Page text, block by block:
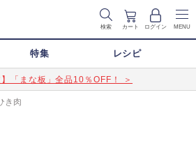
検索 カート ログイン MENU
特集 レシピ
】「まな板」全品10％OFF！ ＞
き肉